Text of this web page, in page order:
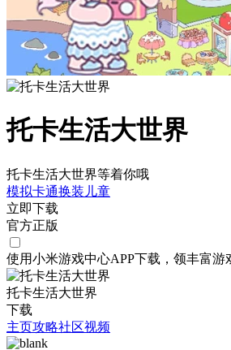
托卡生活大世界
托卡生活大世界等着你哦
模拟卡通换装 儿童
立即下载
官方正版
使用小米游戏中心APP下载 ，领丰富游
托卡生活大世界
下载
主页攻略社区视频